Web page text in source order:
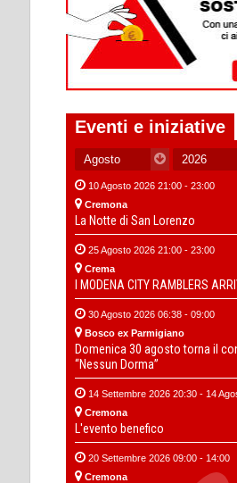
Eventi e iniziative
10 Agosto 2026 21:00 - 23:00
Cremona
La Notte di San Lorenzo
25 Agosto 2026 21:00 - 23:00
Crema
I MODENA CITY RAMBLERS
30 Agosto 2026 06:38 - 09:00
Bosco ex Parmigiano
Domenica 30 agosto torna il
“Nessun Dorma”
14 Settembre 2026 20:30 - 14
Cremona
L'evento benefico
20 Settembre 2026 09:00 - 14:00
Cremona